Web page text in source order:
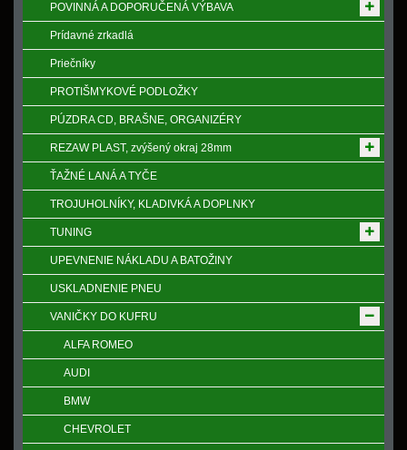
POVINNÁ A DOPORUČENÁ VÝBAVA
Prídavné zrkadlá
Priečníky
PROTIŠMYKOVÉ PODLOŽKY
PÚZDRA CD, BRAŠNE, ORGANIZÉRY
REZAW PLAST, zvýšený okraj 28mm
ŤAŽNÉ LANÁ A TYČE
TROJUHOLNÍKY, KLADIVKÁ A DOPLNKY
TUNING
UPEVNENIE NÁKLADU A BATOŽINY
USKLADNENIE PNEU
VANIČKY DO KUFRU
ALFA ROMEO
AUDI
BMW
CHEVROLET